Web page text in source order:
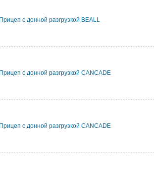
Прицеп с донной разгрузкой BEALL
Прицеп с донной разгрузкой CANCADE
Прицеп с донной разгрузкой CANCADE